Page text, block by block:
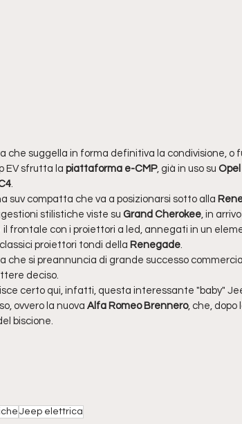
che suggella in forma definitiva la condivisione, o
EV sfrutta la piattaforma e-CMP, già in uso su
suv compatta che va a posizionarsi sotto alla
stilistiche viste su Grand Cherokee , in
il frontale con i proiettori a led, annegati in un
proiettori tondi della Renegade
che si preannuncia di grande successo
deciso.
certo qui, infatti, questa interessante "baby"
ovvero la nuova Alfa Romeo Brennero, che,
biscione.
Jeep elettrica